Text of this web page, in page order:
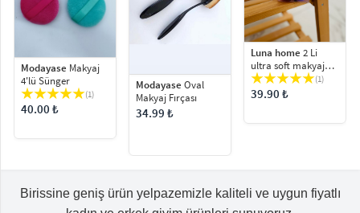
Modayase Makyaj
4'lü Sünger
(1)
40.00 ₺
Modayase Oval
Makyaj Fırçası
34.99 ₺
Luna home 2 Li
ultra soft makyaj
süngeri
(1)
39.90 ₺
Birissine geniş ürün yelpazemizle kaliteli ve uygun fiyatlı